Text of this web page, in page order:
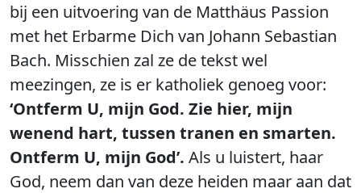
bij een uitvoering van de Matthäus Passion
met het Erbarme Dich van Johann Sebastian
Bach. Misschien zal ze de tekst wel
meezingen, ze is er katholiek genoeg voor:
‘Ontferm U, mijn God. Zie hier, mijn
wenend hart, tussen tranen en smarten.
Ontferm U, mijn God’. Als u luistert, haar
God, neem dan van deze heiden maar aan dat